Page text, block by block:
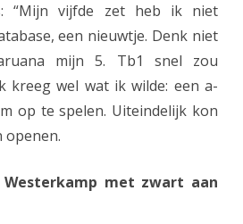
e
e
n
r
“Mijn vijfde zet heb ik niet
een nieuwtje. Denk niet
mijn 5. Tb1 snel zou
kreeg wel wat ik wilde: een a-
op te spelen. Uiteindelijk kon
openen.
met zwart aan